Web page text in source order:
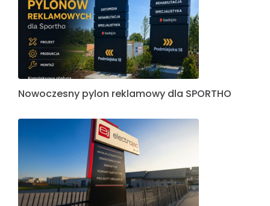
Nowoczesny pylon reklamowy dla SPORTHO